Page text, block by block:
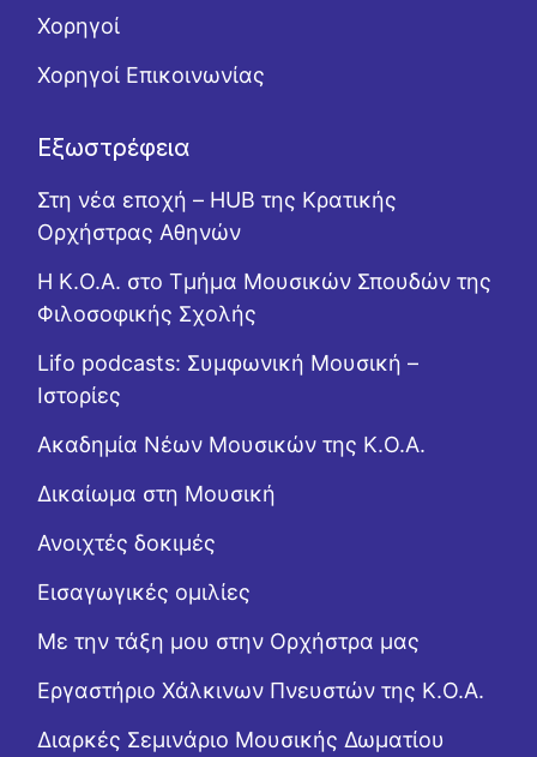
Χορηγοί
Χορηγοί Επικοινωνίας
Εξωστρέφεια
Στη νέα εποχή – HUB της Κρατικής
Ορχήστρας Αθηνών
Η Κ.Ο.Α. στο Τμήμα Μουσικών Σπουδών της
Φιλοσοφικής Σχολής
Lifo podcasts: Συμφωνική Μουσική –
Ιστορίες
Ακαδημία Νέων Μουσικών της Κ.Ο.Α.
Δικαίωμα στη Μουσική
Ανοιχτές δοκιμές
Εισαγωγικές ομιλίες
Με την τάξη μου στην Ορχήστρα μας
Εργαστήριo Χάλκινων Πνευστών της Κ.Ο.Α.
Διαρκές Σεμινάριο Μουσικής Δωματίου